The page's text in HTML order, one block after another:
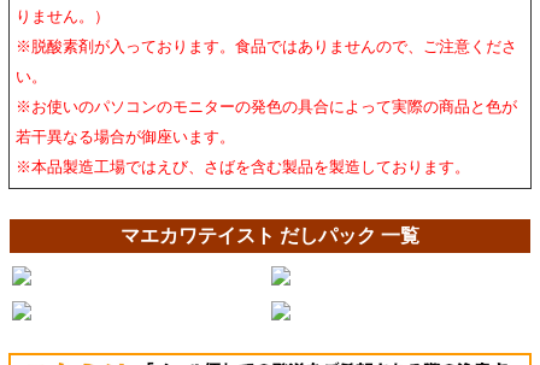
りません。）
※脱酸素剤が入っております。食品ではありませんので、ご注意くださ
い。
※お使いのパソコンのモニターの発色の具合によって実際の商品と色が
若干異なる場合が御座います。
※本品製造工場ではえび、さばを含む製品を製造しております。
マエカワテイスト だしパック 一覧